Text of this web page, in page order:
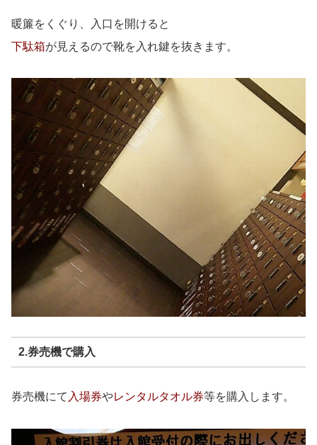
暖簾をくぐり、入口を開けると
下駄箱が見えるので靴を入れ鍵を抜きます。
2.券売機で購入
券売機にて 入場券やレンタルタオル券等を購入します。